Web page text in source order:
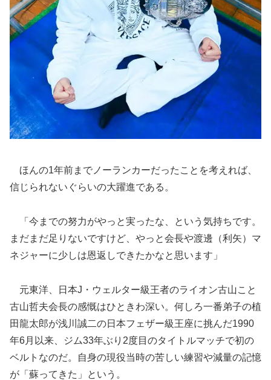
ほんの1年前までノーランカーだったことを考えれば、
信じられないぐらいの大躍進である。
「今までの努力がやっと実ったな、という気持ちです。
まだまだ足りないですけど、やっと会長や渡邊（利矢）マ
ネジャーに少しは恩返しできたかなと思います」
元東洋、日本J・ウェルター級王者のライオン古山こと
古山哲夫会長の感慨はひときわ深い。何しろ一番弟子の植
田龍太郎が浅川誠二の日本フェザー級王座に挑んだ1990
年6月以来、ジム33年ぶり2度目のタイトルマッチで初の
ベルトなのだ。自身の現役当時の苦しい練習や減量の記憶
が「蘇ってきた」という。